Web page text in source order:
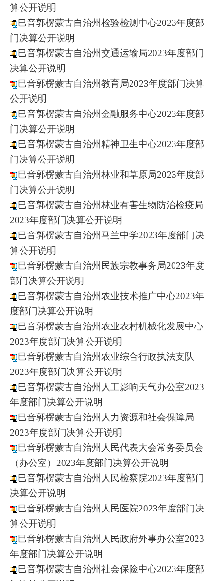
算公开说明
巴音郭楞蒙古自治州检验检测中心2023年度部
门决算公开说明
巴音郭楞蒙古自治州交通运输局2023年度部门
决算公开说明
巴音郭楞蒙古自治州教育局2023年度部门决算
公开说明
巴音郭楞蒙古自治州金融服务中心2023年度部
门决算公开说明
巴音郭楞蒙古自治州精神卫生中心2023年度部
门决算公开说明
巴音郭楞蒙古自治州林业和草原局2023年度部
门决算公开说明
巴音郭楞蒙古自治州林业有害生物防治检疫局
2023年度部门决算公开说明
巴音郭楞蒙古自治州马兰中学2023年度部门决
算公开说明
巴音郭楞蒙古自治州民族宗教事务局2023年度
部门决算公开说明
巴音郭楞蒙古自治州农业技术推广中心2023年
度部门决算公开说明
巴音郭楞蒙古自治州农业农村机械化发展中心
2023年度部门决算公开说明
巴音郭楞蒙古自治州农业综合行政执法支队
2023年度部门决算公开说明
巴音郭楞蒙古自治州人工影响天气办公室2023
年度部门决算公开说明
巴音郭楞蒙古自治州人力资源和社会保障局
2023年度部门决算公开说明
巴音郭楞蒙古自治州人民代表大会常务委员会
（办公室）2023年度部门决算公开说明
巴音郭楞蒙古自治州人民检察院2023年度部门
决算公开说明
巴音郭楞蒙古自治州人民医院2023年度部门决
算公开说明
巴音郭楞蒙古自治州人民政府外事办公室2023
年度部门决算公开说明
巴音郭楞蒙古自治州社会保险中心2023年度部